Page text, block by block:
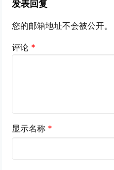
发表回复
您的邮箱地址不会被公开。
评论 *
显示名称 *